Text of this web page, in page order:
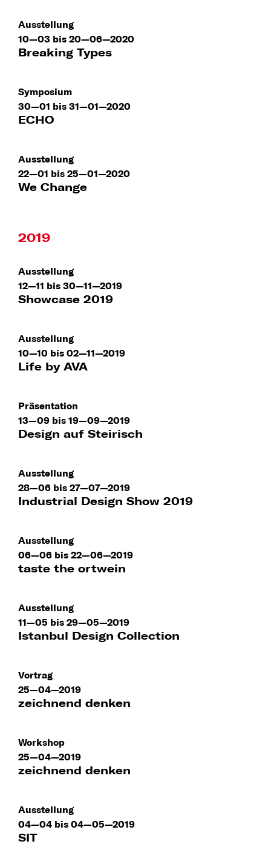
Ausstellung
10—03 bis 20—06—2020
Breaking Types
Symposium
30—01 bis 31—01—2020
ECHO
Ausstellung
22—01 bis 25—01—2020
We Change
2019
Ausstellung
12—11 bis 30—11—2019
Showcase 2019
Ausstellung
10—10 bis 02—11—2019
Life by AVA
Präsentation
13—09 bis 19—09—2019
Design auf Steirisch
Ausstellung
28—06 bis 27—07—2019
Industrial Design Show 2019
Ausstellung
06—06 bis 22—06—2019
taste the ortwein
Ausstellung
11—05 bis 29—05—2019
Istanbul Design Collection
Vortrag
25—04—2019
zeichnend denken
Workshop
25—04—2019
zeichnend denken
Ausstellung
04—04 bis 04—05—2019
SIT